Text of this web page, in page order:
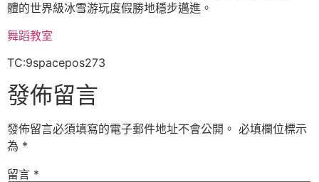
體的世界級冰雪游玩度假勝地穩步邁進。
舞蹈教室
TC:9spacepos273
發佈留言
發佈留言必須填寫的電子郵件地址不會公開。 必填欄位標示
為 *
留言 *